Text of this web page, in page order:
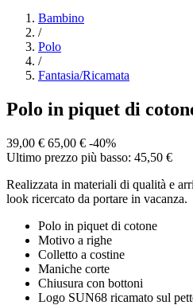
Bambino
/
Polo
/
Fantasia/Ricamata
Polo in piquet di
39,00 € 65,00 € -40%
Ultimo prezzo più basso: 45,50 €
Realizzata in materiali di qualità e
look ricercato da portare in vacanza.
Polo in piquet di cotone
Motivo a righe
Colletto a costine
Maniche corte
Chiusura con bottoni
Logo SUN68 ricamato sul